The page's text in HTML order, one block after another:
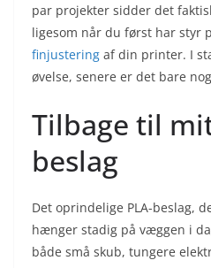
par projekter sidder det
ligesom når du først har styr
finjustering af din printer. I
øvelse, senere er det bare
Tilbage til
beslag
Det oprindelige PLA-beslag,
hænger stadig på væggen i
både små skub, tungere